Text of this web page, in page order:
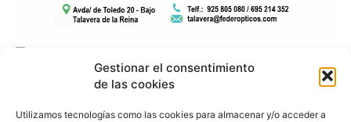
Gestionar el consentimiento
de las cookies
Utilizamos tecnologías como las cookies para almacenar y/o acceder a